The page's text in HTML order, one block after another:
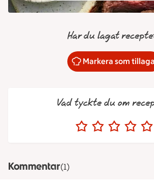
Har du lagat
Markera som
Vad tyckte du om
Kommentar(1)